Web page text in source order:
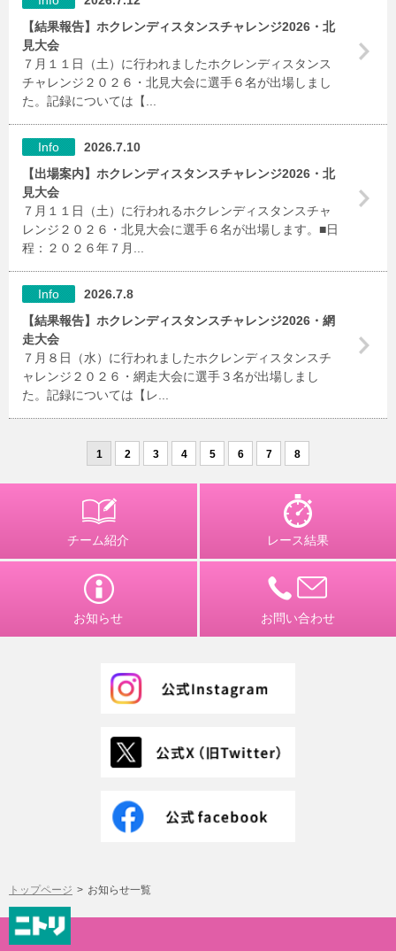
【結果報告】ホクレンディスタンスチャレンジ2026・北
見大会
７月１１日（土）に行われましたホクレンディスタンス
チャレンジ２０２６・北見大会に選手６名が出場しまし
た。記録については【...
Info
2026.7.10
【出場案内】ホクレンディスタンスチャレンジ2026・北
見大会
７月１１日（土）に行われるホクレンディスタンスチャ
レンジ２０２６・北見大会に選手６名が出場します。■日
程：２０２６年７月...
Info
2026.7.8
【結果報告】ホクレンディスタンスチャレンジ2026・網
走大会
７月８日（水）に行われましたホクレンディスタンスチ
ャレンジ２０２６・網走大会に選手３名が出場しまし
た。記録については【レ...
1 2 3 4 5 6 7 8
チーム紹介 レース結果
お知らせ お問い合わせ
トップページ お知らせ一覧